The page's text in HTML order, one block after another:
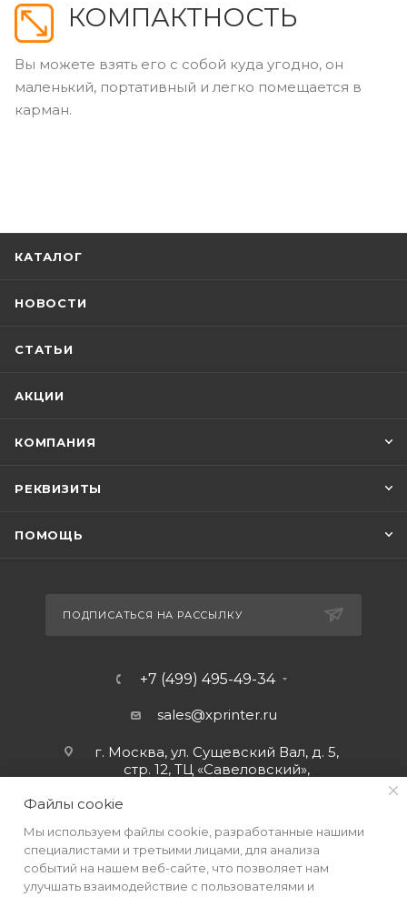
КОМПАКТНОСТЬ
Вы можете взять его с собой куда угодно, он
маленький, портативный и легко помещается в
карман.
КАТАЛОГ
НОВОСТИ
СТАТЬИ
АКЦИИ
КОМПАНИЯ
РЕКВИЗИТЫ
ПОМОЩЬ
ПОДПИСАТЬСЯ НА РАССЫЛКУ
+7 (499) 495-49-34
sales@xprinter.ru
г. Москва, ул. Сущевский Вал, д. 5,
стр. 12, ТЦ «Савеловский»,
Файлы cookie
Мы используем файлы cookie, разработанные нашими
специалистами и третьими лицами, для анализа
событий на нашем веб-сайте, что позволяет нам
улучшать взаимодействие с пользователями и